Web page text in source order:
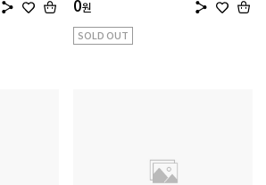
0원
SOLD OUT